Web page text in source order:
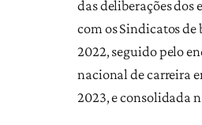
das deliberações dos
com os Sindicatos de
2022, seguido pelo
nacional de carreira
2023, e consolidada